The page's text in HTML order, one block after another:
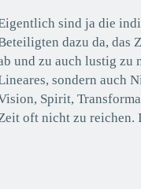
sind ja die
dazu da, das
und zu auch lustig zu
sondern auch
Spirit,
oft nicht zu reichen.